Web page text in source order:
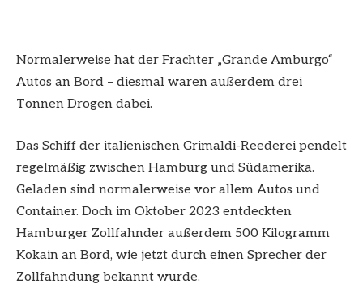
Normalerweise hat der Frachter „Grande Amburgo“
Autos an Bord – diesmal waren außerdem drei
Tonnen Drogen dabei.
Das Schiff der italienischen Grimaldi-Reederei pendelt
regelmäßig zwischen Hamburg und Südamerika.
Geladen sind normalerweise vor allem Autos und
Container. Doch im Oktober 2023 entdeckten
Hamburger Zollfahnder außerdem 500 Kilogramm
Kokain an Bord, wie jetzt durch einen Sprecher der
Zollfahndung bekannt wurde.